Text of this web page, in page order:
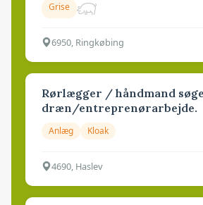
Grise
6950, Ringkøbing
Rørlægger / håndmand
dræn/entreprenørarbejde.
Anlæg Kloak
4690, Haslev